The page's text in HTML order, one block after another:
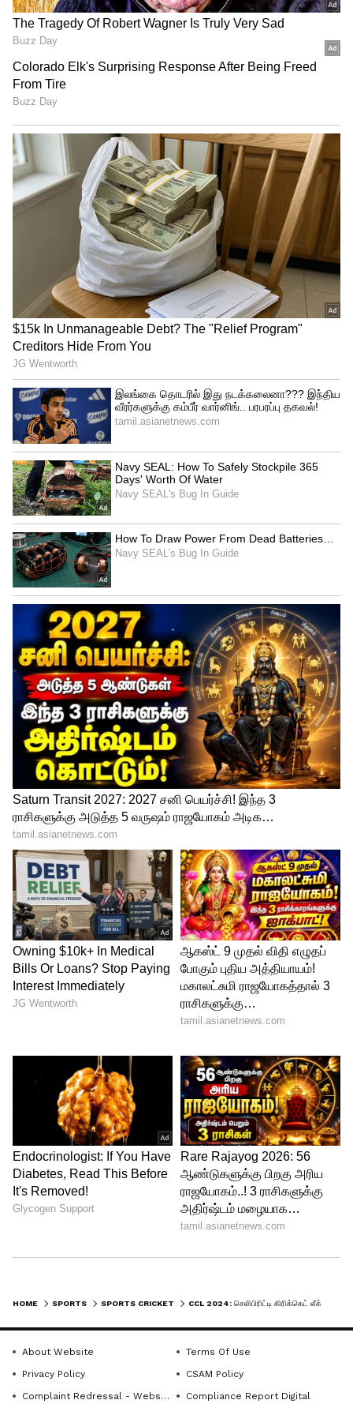
இதையடுத்து விளையாடிய மும்பை
ஹீரோஸ் முதல் இன்னிங்ஸில் 6
விக்கெட்டுகளை இழந்து 118 ரன்கள்
எடுத்தது. பின்னர், 2 ரன்கள் பின் தங்கிய
நிலையில் 2ஆவது இன்னிங்ஸை
விளையாடிய சென்னை ரைனோஸ்
அணியானது அடுத்தடுத்து விக்கெட்டுகளை
இழந்து தடுமாறியது. இதில், சாந்தனு
மட்டும் அதிகபட்சமாக 24* ரன்கள் எடுக்க
சென்னை ரைனோஸ் 5 விக்கெட்டுகளை
இழந்து 81 ரன்கள் மட்டுமே எடுத்தது.
பின்னர், 80 ரன்களை வெற்றி இலக்காக
கொண்டு மும்பை ஹீரோஸ் பேட்டிங்
செய்தது. இதில், 8.3 ஓவர்களில் 2
விக்கெட்டுகளை இழந்து 80 ரன்கள் எடுத்த
மும்பை ஹீரோஸ் 8 விக்கெட்டுகள்
வித்தியாசத்தில் வெற்றி பெற்றுள்ளது.
இதன் மூலமாக சென்னை ஹீரோஸ்
செலிபிரிட்டி கிரிக்கெட் லீக் தொடரிலிருந்து
வெளியேறியது.
மும்பை ஹீரோஸ் இன்று நடக்கும்
குவாலிஃபையர் 2 போட்டியில்
விளையாடுகிறது. இதில், பெங்கால்
டைகர்ஸ் அணியை எதிர்கொள்கிறது.
நேற்று நடந்த குவாலிஃபையர் 1 போட்டியில்
பெங்கால் டைகர்ஸ் மற்றும் கர்நாடகா
புல்டோர்சர்ஸ் அணிகள் மோதின. இதில்,
கர்நாடகா அணி 8 விக்கெட்டுகள்
வித்தியாசத்தில் வெற்றி பெற்று இறுதிப்
போட்டிக்கு முன்னேறியது.
கடுமையாகத் தாக்கிய
பிரேமலதா விஜயகாந்த் !
HOME SPORTS SPORTS CRICKET
About Website
Terms Of Use
Privacy Policy
CSAM Policy
Complaint Redressal - Website
Compliance Report Digital